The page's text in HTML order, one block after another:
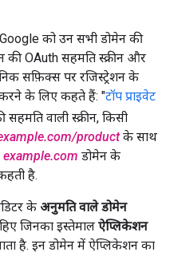
Google को उन सभी डोमेन की
की OAuth सहमति स्क्रीन और
सफ़िक्स पर रजिस्ट्रेशन के
करने के लिए कहते हैं: "टॉप प्राइवेट
वाली स्क्रीन, किसी
productके साथ
example.com डोमेन के
है.
के अनुमति वाले डोमेन
जिनका इस्तेमाल ऐप्लिकेशन
है. इन डोमेन में ऐप्लिकेशन का